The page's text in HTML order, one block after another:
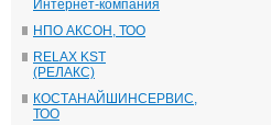
Интернет-компания
НПО АКСОН, ТОО
RELAX KST
(РЕЛАКС)
КОСТАНАЙШИНСЕРВИС,
ТОО